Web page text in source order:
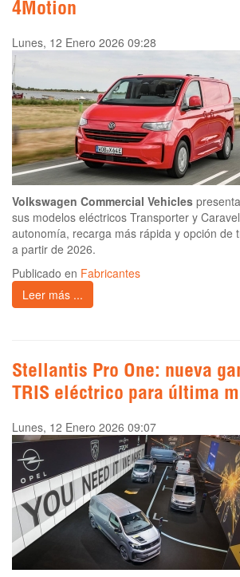
4Motion
Lunes, 12 Enero 2026 09:28
Volkswagen Commercial Vehicles
sus modelos eléctricos Transporter y
autonomía, recarga más rápida y opción de
a partir de 2026.
Publicado en Fabricantes
Leer más ...
Stellantis Pro One: nueva
TRIS eléctrico para última
Lunes, 12 Enero 2026 09:07